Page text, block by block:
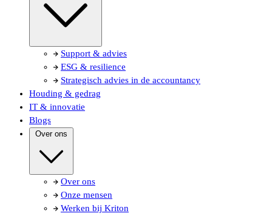
Support & advies
ESG & resilience
Strategisch advies in de accountancy
Houding & gedrag
IT & innovatie
Blogs
Over ons
Over ons
Onze mensen
Werken bij Kriton